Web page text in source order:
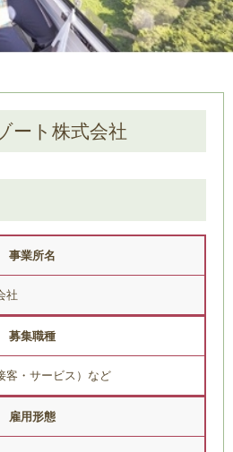
ート株式会社
事業所名
社
募集職種
客・サービス）など
雇用形態